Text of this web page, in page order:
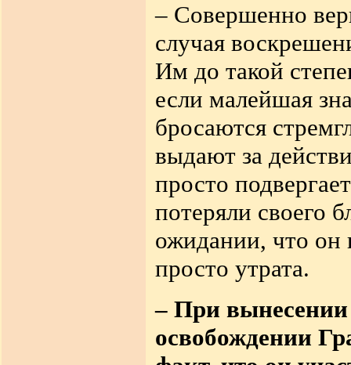
– Совершенно
случая
Им до такой
если малейшая
бросаются
выдают за
просто
потеряли своего
ожидании, что он
просто утрата.
– При вынесении
освобождении